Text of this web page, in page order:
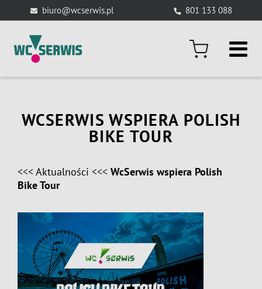
to
content
biuro@wcserwis.pl 801 133 088
WCSERWIS WSPIERA POLISH
BIKE TOUR
<<< Aktualności <<< WcSerwis wspiera Polish
Bike Tour
View
Larger
Image